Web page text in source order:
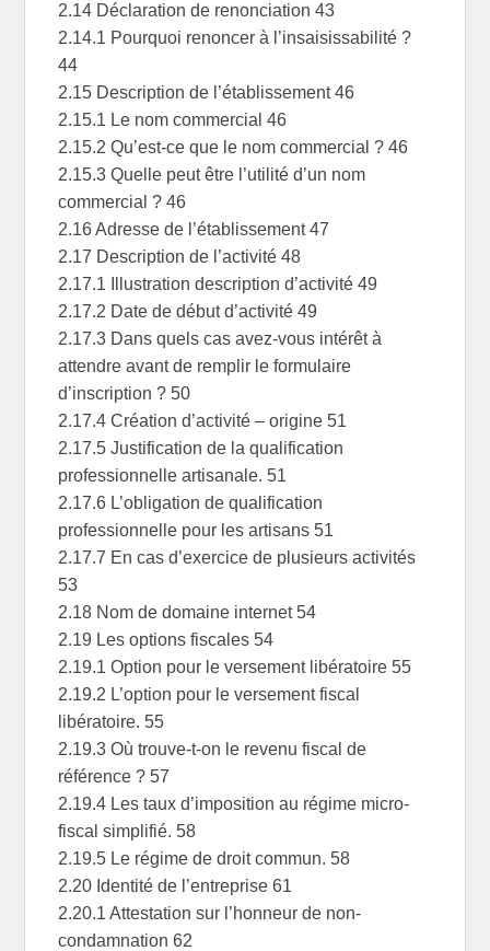
2.14 Déclaration de renonciation 43
2.14.1 Pourquoi renoncer à l’insaisissabilité ?
44
2.15 Description de l’établissement 46
2.15.1 Le nom commercial 46
2.15.2 Qu’est-ce que le nom commercial ? 46
2.15.3 Quelle peut être l’utilité d’un nom
commercial ? 46
2.16 Adresse de l’établissement 47
2.17 Description de l’activité 48
2.17.1 Illustration description d’activité 49
2.17.2 Date de début d’activité 49
2.17.3 Dans quels cas avez-vous intérêt à
attendre avant de remplir le formulaire
d’inscription ? 50
2.17.4 Création d’activité – origine 51
2.17.5 Justification de la qualification
professionnelle artisanale. 51
2.17.6 L’obligation de qualification
professionnelle pour les artisans 51
2.17.7 En cas d’exercice de plusieurs activités
53
2.18 Nom de domaine internet 54
2.19 Les options fiscales 54
2.19.1 Option pour le versement libératoire 55
2.19.2 L’option pour le versement fiscal
libératoire. 55
2.19.3 Où trouve-t-on le revenu fiscal de
référence ? 57
2.19.4 Les taux d’imposition au régime micro-
fiscal simplifié. 58
2.19.5 Le régime de droit commun. 58
2.20 Identité de l’entreprise 61
2.20.1 Attestation sur l’honneur de non-
condamnation 62